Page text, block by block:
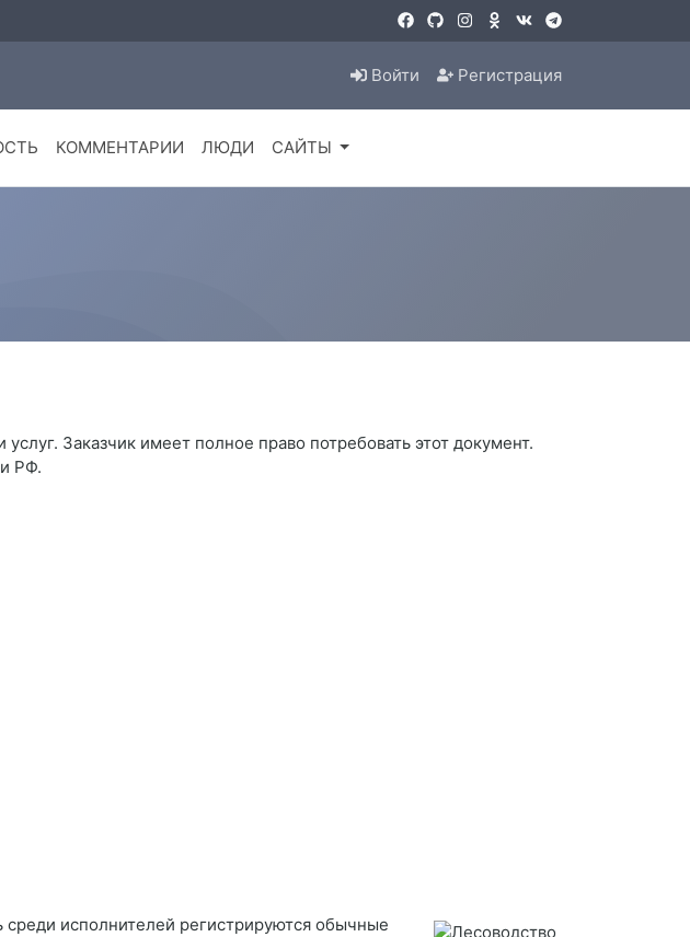
Войти Регистрация
КОММЕНТАРИИ ЛЮДИ САЙТЫ
Заказчик имеет полное право потребовать этот документ.
РФ.
среди исполнителей регистрируются обычные